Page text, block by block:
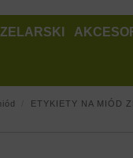
ETYKIETY NA MIÓD